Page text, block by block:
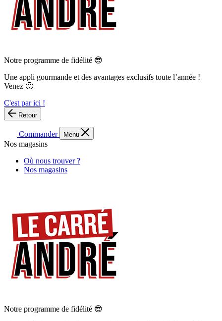
Notre programme de fidélité 😎
Une appli gourmande et des avantages exclusifs toute l’année !
Venez 🙂
C'est par ici !
Retour
Commander Menu
Nos magasins
Où nous trouver ?
Nos magasins
Notre programme de fidélité 😎